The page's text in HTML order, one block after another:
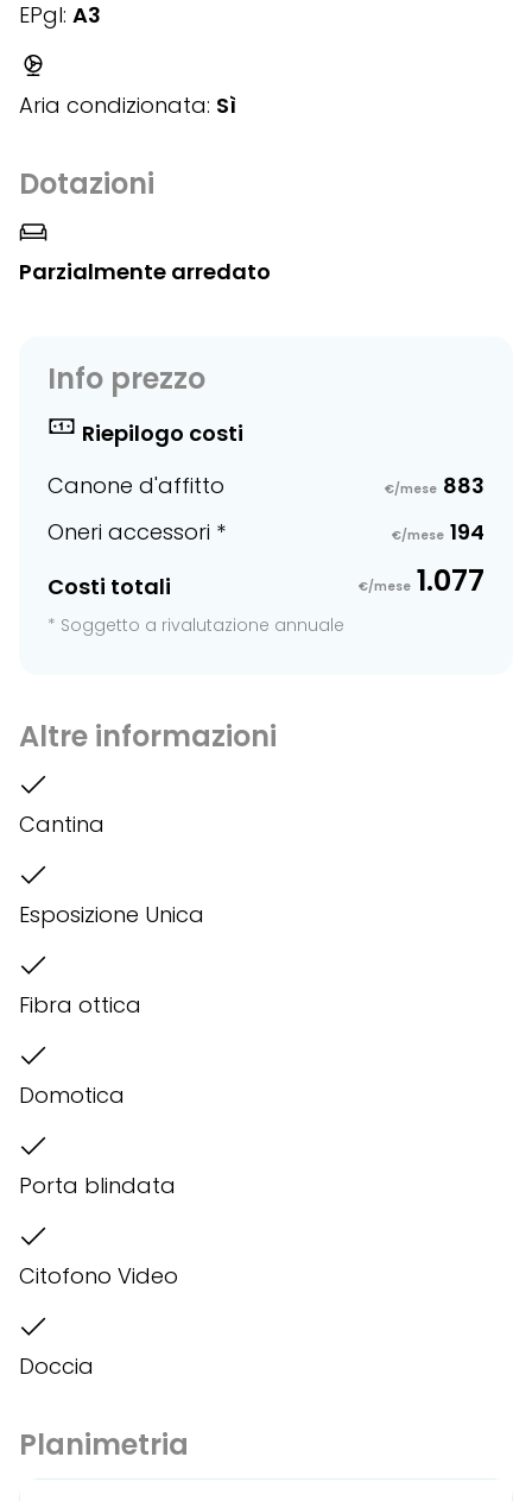
EPgl: A3
Aria condizionata: Sì
Dotazioni
Parzialmente arredato
Info prezzo
Riepilogo costi
Canone d'affitto
€/mese 883
Oneri accessori *
€/mese 194
Costi totali
€/mese 1.077
* Soggetto a rivalutazione annuale
Altre informazioni
Cantina
Esposizione Unica
Fibra ottica
Domotica
Porta blindata
Citofono Video
Doccia
Planimetria